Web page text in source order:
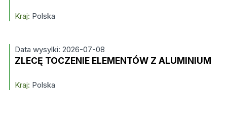
Kraj: Polska
Data wysylki: 2026-07-08
ZLECĘ TOCZENIE ELEMENTÓW Z ALUMINIUM
Kraj: Polska